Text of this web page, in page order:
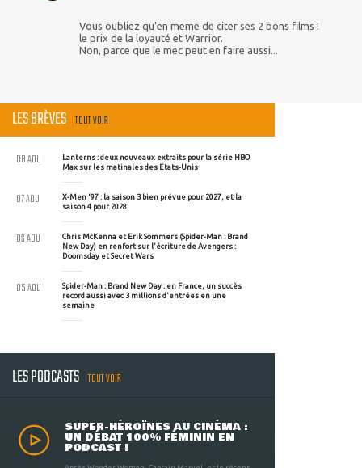
Vous oubliez qu'en meme de citer ses 2 bons films !
le prix de la loyauté et Warrior.
Non, parce que le mec peut en faire aussi...
LES BRÈVES TOUT VOIR
Lanterns : deux nouveaux extraits pour la série HBO
Max sur les matinales des Etats-Unis
08 AOU
X-Men '97 : la saison 3 bien prévue pour 2027, et la
saison 4 pour 2028
07 AOU
Chris McKenna et Erik Sommers (Spider-Man : Brand
New Day) en renfort sur l'écriture de Avengers :
Doomsday et Secret Wars
06 AOU
Spider-Man : Brand New Day : en France, un succès
record aussi avec 3 millions d'entrées en une
semaine
05 AOU
LES PODCASTS TOUT VOIR
SUPER-HÉROÏNES AU CINÉMA :
UN DÉBAT 100% FÉMININ EN
PODCAST !